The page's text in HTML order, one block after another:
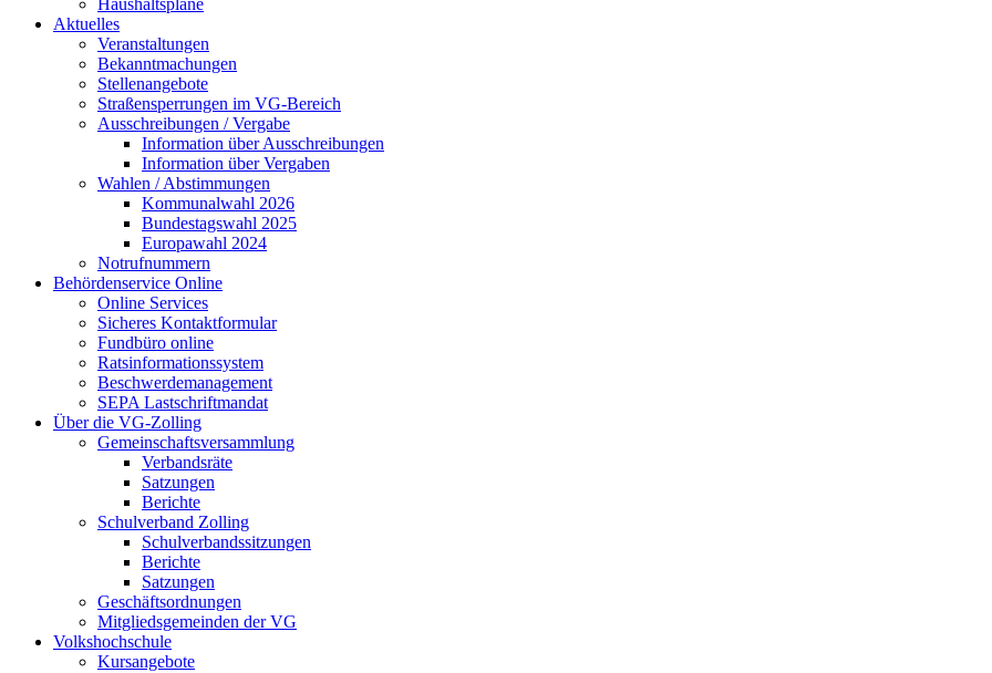
Haushaltspläne
Aktuelles
Veranstaltungen
Bekanntmachungen
Stellenangebote
Straßensperrungen im VG-Bereich
Ausschreibungen / Vergabe
Information über Ausschreibungen
Information über Vergaben
Wahlen / Abstimmungen
Kommunalwahl 2026
Bundestagswahl 2025
Europawahl 2024
Notrufnummern
Behördenservice Online
Online Services
Sicheres Kontaktformular
Fundbüro online
Ratsinformationssystem
Beschwerdemanagement
SEPA Lastschriftmandat
Über die VG-Zolling
Gemeinschaftsversammlung
Verbandsräte
Satzungen
Berichte
Schulverband Zolling
Schulverbandssitzungen
Berichte
Satzungen
Geschäftsordnungen
Mitgliedsgemeinden der VG
Volkshochschule
Kursangebote